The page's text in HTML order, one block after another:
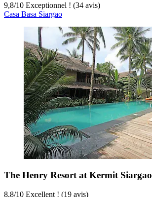
9,8/10 Exceptionnel ! (34 avis)
Casa Basa Siargao
The Henry Resort at Kermit Siargao
8,8/10 Excellent ! (19 avis)